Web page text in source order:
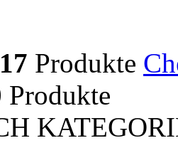
Produkte
Produkte